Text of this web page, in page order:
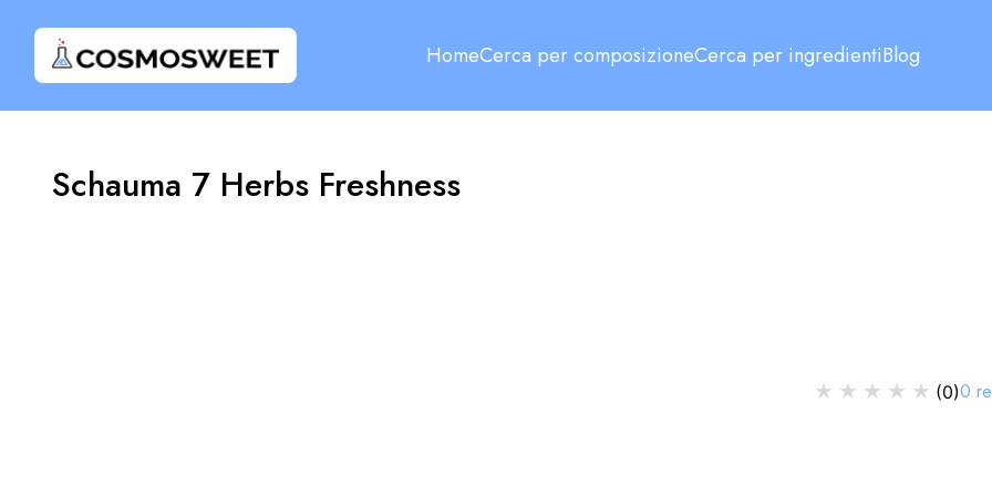
HomeCerca per composizioneCerca per ingredientiBlog
Schauma 7 Herbs Freshness
★ ★ ★ ★ ★ (0)0